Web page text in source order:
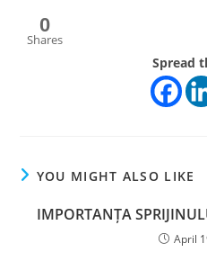
0
Shares
Spread
YOU MIGHT ALSO LIKE
IMPORTANȚA
April